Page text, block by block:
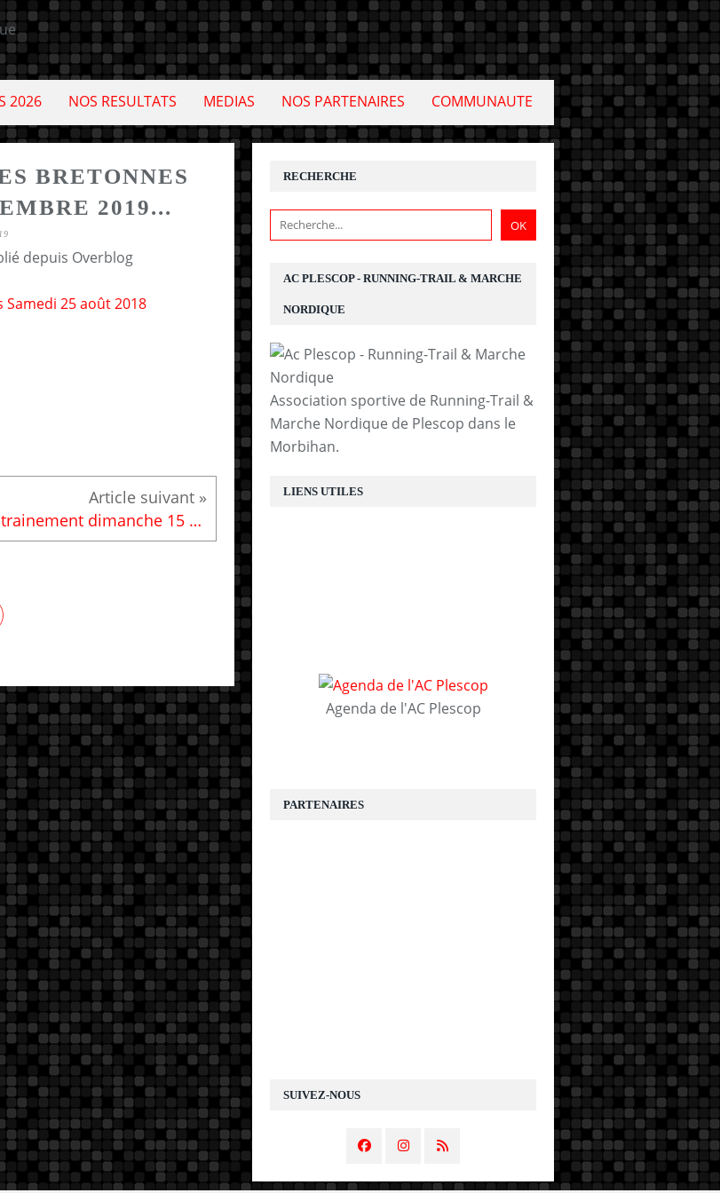
2026 NOS RESULTATS MEDIAS NOS PARTENAIRES COMMUNAUTE
BRETONNES
2019...
depuis Overblog
Entrainement dimanche 15 septembre 2019
SUIVEZ-NOUS
RECHERCHE
AC PLESCOP - RUNNING-TRAIL & MARCHE
NORDIQUE
Association sportive de Running-Trail &
Marche Nordique de Plescop dans le
Morbihan.
LIENS UTILES
Agenda de l'AC Plescop
PARTENAIRES